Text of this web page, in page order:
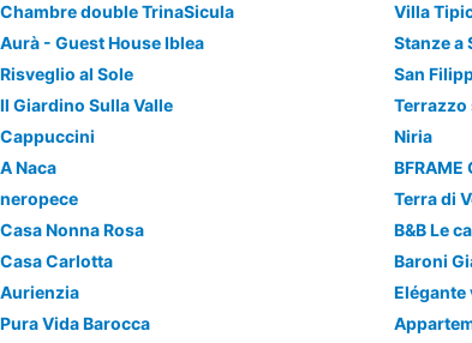
Chambre double TrinaSicula
Villa
Aurà - Guest House Iblea
Stanze a
Risveglio al Sole
San
Il Giardino Sulla Valle
Terrazzo
Cappuccini
Niria
A Naca
neropece
Terra di
Casa Nonna Rosa
B&B Le
Casa Carlotta
Baroni
Aurienzia
Pura Vida Barocca